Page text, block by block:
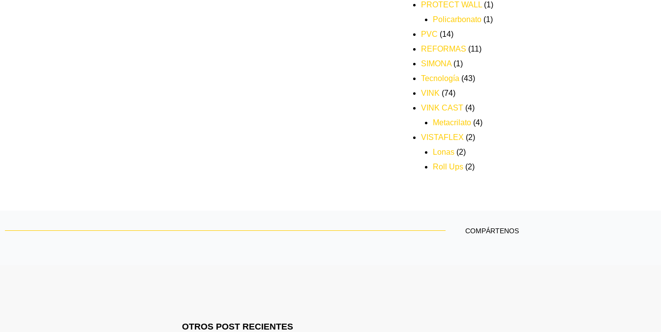
PROTECT WALL (1)
Policarbonato (1)
PVC (14)
REFORMAS (11)
SIMONA(1)
Tecnología (43)
VINK (74)
VINK CAST (4)
Metacrilato (4)
VISTAFLEX (2)
Lonas (2)
Roll Ups (2)
COMPÁRTENOS
OTROS POST RECIENTES